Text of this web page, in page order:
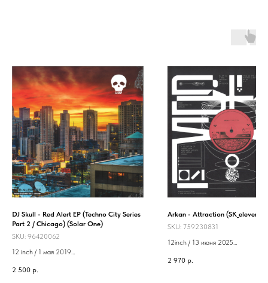
DJ Skull - Red Alert EP (Techno City Series
Part 2 / Chicago) (Solar One)
SKU: 96420062
12 inch / 1 мая 2019
2 500 р.
Arkan - Attraction (SK_eleven)
SKU: 759230831
12inch / 13 июня 2025
2 970 р.